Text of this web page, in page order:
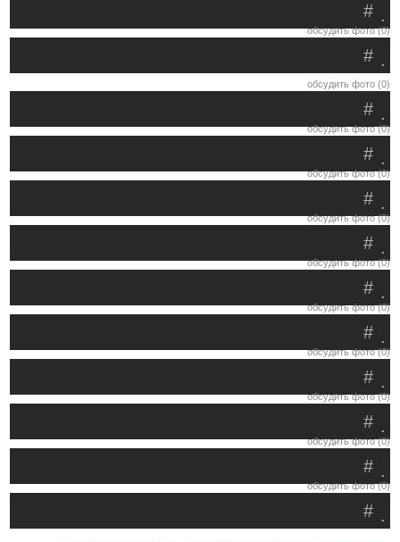
.
#
обсудить фото (0)
.
#
обсудить фото (0)
.
#
обсудить фото (0)
.
#
обсудить фото (0)
.
#
обсудить фото (0)
.
#
обсудить фото (0)
.
#
обсудить фото (0)
.
#
обсудить фото (0)
.
#
обсудить фото (0)
.
#
обсудить фото (0)
.
#
обсудить фото (0)
.
#